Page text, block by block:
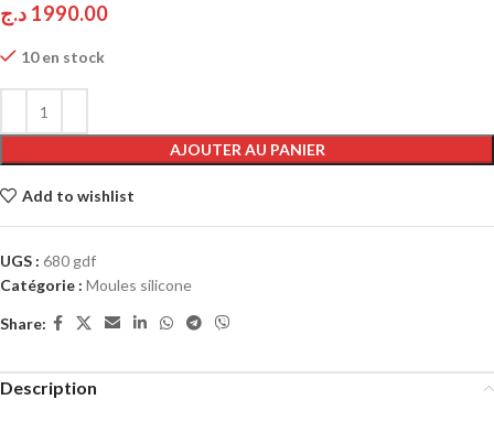
1990.00 د.ج
10 en stock
AJOUTER AU PANIER
Add to wishlist
UGS : 680 gdf
Catégorie : Moules silicone
Share:
Description